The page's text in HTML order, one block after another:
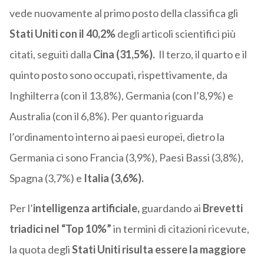
vede nuovamente al primo posto della classifica gli
Stati Uniti con il 40,2%degli articoli scientifici più
citati, seguiti dalla Cina (31,5%).Il terzo, il quarto e il
quinto posto sono occupati, rispettivamente, da
Inghilterra (con il 13,8%), Germania (con l’8,9%) e
Australia (con il 6,8%). Per quanto riguarda
l’ordinamento interno ai paesi europei, dietro la
Germania ci sono Francia (3,9%), Paesi Bassi (3,8%),
Spagna (3,7%) e Italia (3,6%).
Per l’intelligenza artificiale,guardando ai Brevetti
triadici nel “Top 10%”in termini di citazioni ricevute,
la quota degliStati Uniti risulta essere la maggiore